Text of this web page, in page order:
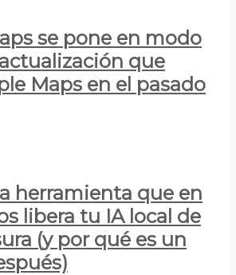
se pone en modo
que
Maps en el pasado
herramienta que en
libera tu IA local de
(y por qué es un